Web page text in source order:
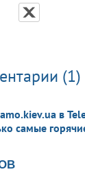
(1)
в
самые